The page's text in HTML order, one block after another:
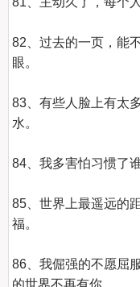
82、过去的一页，能
眼。
83、有些人脸上有太
水。
84、我多害怕习惯了
85、世界上最遥远的
福。
86、我倔强的不愿屈
的世界不再有你。